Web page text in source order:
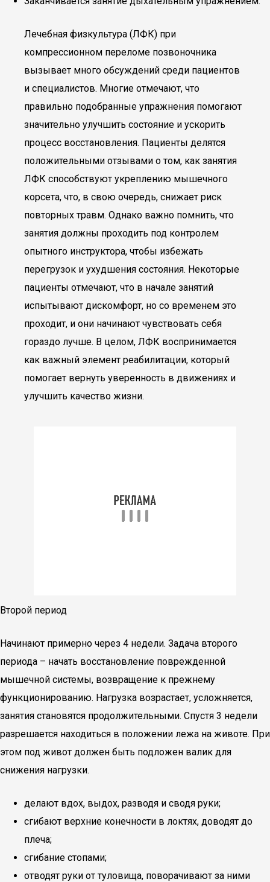
Лечебная физкультура (ЛФК) при
компрессионном переломе позвоночника
вызывает много обсуждений среди пациентов
и специалистов. Многие отмечают, что
правильно подобранные упражнения помогают
значительно улучшить состояние и ускорить
процесс восстановления. Пациенты делятся
положительными отзывами о том, как занятия
ЛФК способствуют укреплению мышечного
корсета, что, в свою очередь, снижает риск
повторных травм. Однако важно помнить, что
занятия должны проходить под контролем
опытного инструктора, чтобы избежать
перегрузок и ухудшения состояния. Некоторые
пациенты отмечают, что в начале занятий
испытывают дискомфорт, но со временем это
проходит, и они начинают чувствовать себя
гораздо лучше. В целом, ЛФК воспринимается
как важный элемент реабилитации, который
помогает вернуть уверенность в движениях и
улучшить качество жизни.
Второй период
Начинают примерно через 4 недели. Задача второго
периода – начать восстановление поврежденной
мышечной системы, возвращение к прежнему
функционированию. Нагрузка возрастает, усложняется,
занятия становятся продолжительными. Спустя 3 недели
разрешается находиться в положении лежа на животе. При
этом под живот должен быть подложен валик для
снижения нагрузки.
делают вдох, выдох, разводя и сводя руки;
сгибают верхние конечности в локтях, доводят до
плеча;
сгибание стопами;
отводят руки от туловища, поворачивают за ними